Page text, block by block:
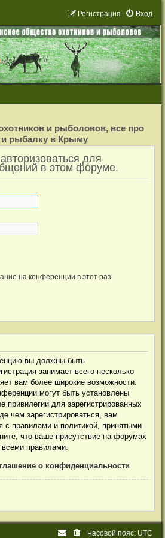
Вход
Регистрация
и рыболовов, все про
и рыбалку в Крыму
для
в этом форуме.
на конференции в этот раз
вы должны быть
занимает всего несколько
вам более широкие возможности.
могут быть установлены
привилегии для зарегистрированных
чем зарегистрироваться, вам
с правилами и политикой, принятыми
что ваше присутствие на форумах
всеми правилами.
о конфиденциальности
Часовой пояс: UTC